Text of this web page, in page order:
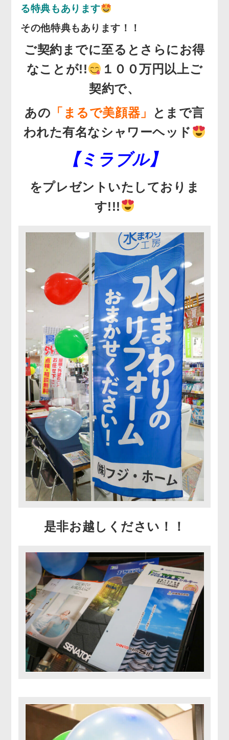
る特典もあります
その他特典もあります！！
ご契約までに至るとさらにお得
なことが!!
１００万円以上ご
契約で、
あの 「まるで美顔器」
とまで言
われた有名なシャワーヘッド
【ミラブル】
をプレゼントいたしておりま
す!!!
是非お越しください！！